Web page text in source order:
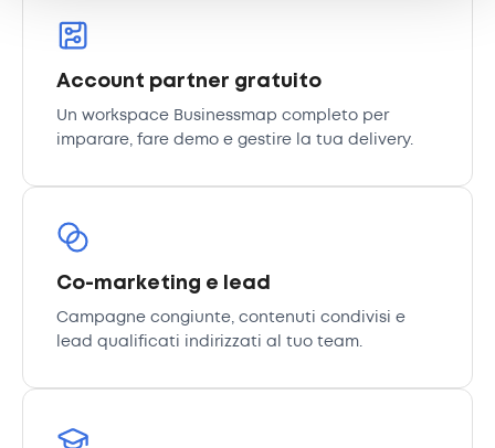
Account partner gratuito
Un workspace Businessmap completo per
imparare, fare demo e gestire la tua delivery.
Co-marketing e lead
Campagne congiunte, contenuti condivisi e
lead qualificati indirizzati al tuo team.